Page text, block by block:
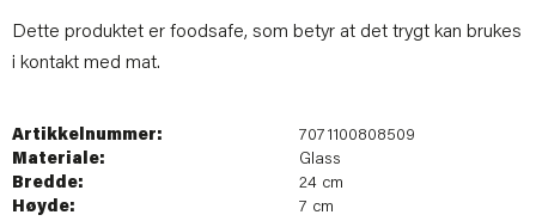
Dette produktet er foodsafe, som betyr at det trygt kan brukes
i kontakt med mat.
Artikkelnummer:
7071100808509
Materiale:
Glass
Bredde:
24 cm
Høyde:
7 cm